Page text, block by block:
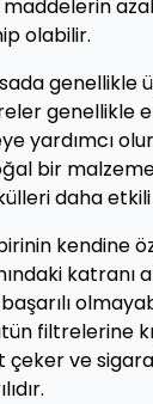
olabilir.
genellikle
genellikle
yardımcı
bir
daha
kendine
filtrelerine
ve